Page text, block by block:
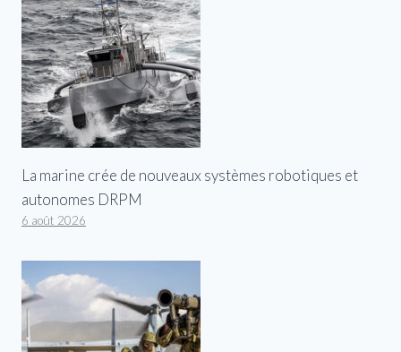
La marine crée de nouveaux systèmes robotiques et
autonomes DRPM
6 août 2026